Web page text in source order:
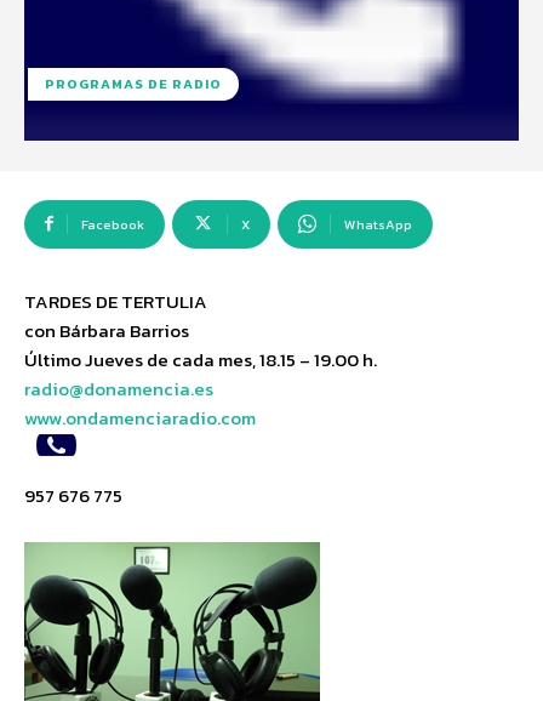
PROGRAMAS DE RADIO
Facebook X WhatsApp
TARDES DE TERTULIA
con Bárbara Barrios
Último Jueves de cada mes, 18.15 – 19.00 h.
radio@donamencia.es
www.ondamenciaradio.com
957 676 775